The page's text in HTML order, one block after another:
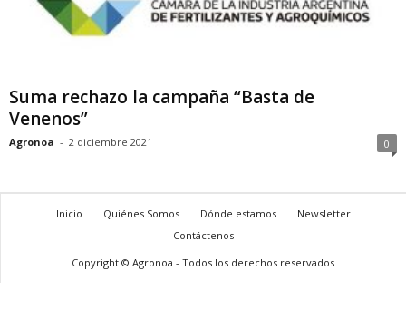
Suma rechazo la campaña “Basta de
Venenos”
Agronoa - 2 diciembre 2021 0
Inicio Quiénes Somos Dónde estamos
Newsletter
Contáctenos
Copyright © Agronoa - Todos los derechos reservados